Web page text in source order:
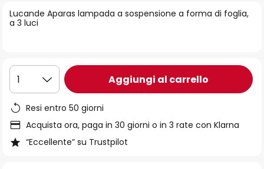
immagini
Lucande Aparas lampada a sospensione a forma di foglia,
a 3 luci
1 Aggiungi al carrello
Resi entro 50 giorni
Acquista ora, paga in 30 giorni o in 3 rate con Klarna
“Eccellente” su Trustpilot